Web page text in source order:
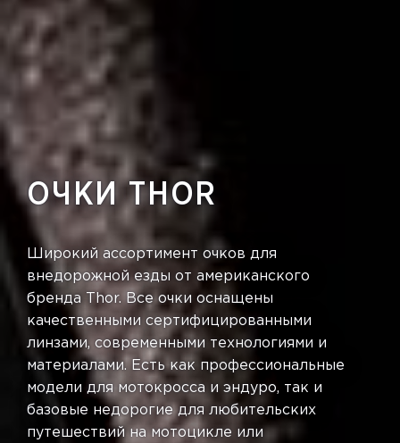
ОЧКИ THOR
Широкий ассортимент очков для
внедорожной езды от американского
бренда Thor. Все очки оснащены
качественными сертифицированными
линзами, современными технологиями и
материалами. Есть как профессиональные
модели для мотокросса и эндуро, так и
базовые недорогие для любительских
путешествий на мотоцикле или